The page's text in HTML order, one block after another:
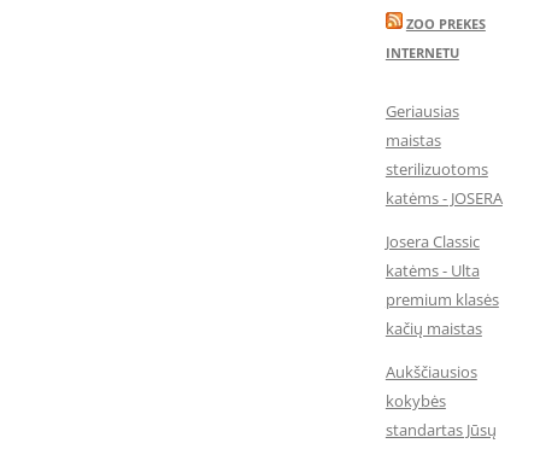
ZOO PREKES
INTERNETU
Geriausias
maistas
sterilizuotoms
katėms - JOSERA
Josera Classic
katėms - Ulta
premium klasės
kačių maistas
Aukščiausios
kokybės
standartas Jūsų